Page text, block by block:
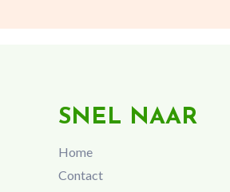
SNEL NAAR
Home
Contact